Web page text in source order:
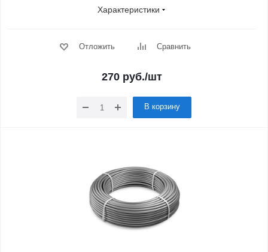
Характеристики
Отложить Сравнить
270 руб./шт
В корзину